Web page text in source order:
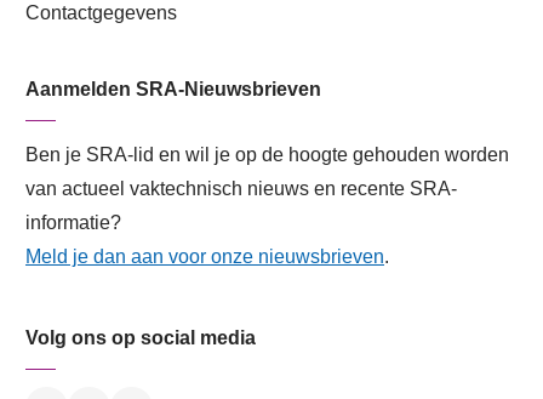
Contactgegevens
Aanmelden SRA-Nieuwsbrieven
Ben je SRA-lid en wil je op de hoogte gehouden worden
van actueel vaktechnisch nieuws en recente SRA-
informatie?
Meld je dan aan voor onze nieuwsbrieven.
Volg ons op social media